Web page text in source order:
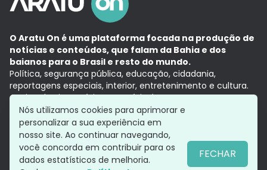
O Aratu On é uma plataforma focada na produção de
notícias e conteúdos, que falam da Bahia e dos
baianos para o Brasil e resto do mundo.
Política, segurança pública, educação, cidadania,
reportagens especiais, interior, entretenimento e cultura.
Aqui, tudo vira notícia e a notícia é no tempo presente,
com a credibilidade do Grupo Aratu.
Grupo Aratu
Política de privacidade
Siga-nos
Nós utilizamos cookies para aprimorar e
personalizar a sua experiência em
nosso site. Ao continuar navegando,
você concorda em contribuir para os
dados estatísticos de melhoria.
FECHAR